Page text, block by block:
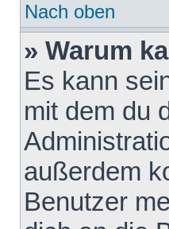
Nach oben
» Warum
Es kann
mit dem du
außerdem
Benutzer